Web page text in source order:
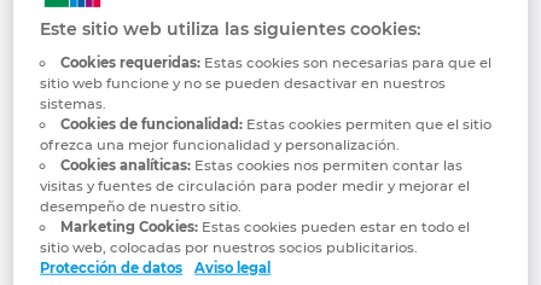
resulta ideal incluso para proyectos de
gran complejidad. Una de las novedades
más destacadas de la nueva versión, que
estará disponible a partir de septiembre,
será la integración deEPLAN Copilot. El
proveedor de soluciones EPLAN ha
presentado un primer avance del nuevo
software en directo en EPLAN Next26.
Para los tres paquetes de software de la
Greece
Hungary
India
Indonesia
Ireland
Este sitio web utiliza las siguientes cookies:
Cookies requeridas:Estas cookies son necesarias para que el
sitio web funcione y no se pueden desactivar en nuestros
sistemas.
Cookies de funcionalidad:Estas cookies permiten que el sitio
ofrezca una mejor funcionalidad y personalización.
Cookies analíticas:Estas cookies nos permiten contar las
visitas y fuentes de circulación para poder medir y mejorar el
desempeño de nuestro sitio.
Marketing Cookies:Estas cookies pueden estar en todo el
sitio web, colocadas por nuestros socios publicitarios.
Protección de datos
Aviso legal